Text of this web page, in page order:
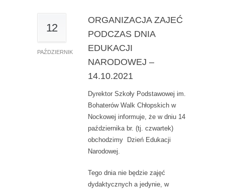
12
PAŹDZIERNIK
ORGANIZACJA ZAJEĆ
PODCZAS DNIA
EDUKACJI
NARODOWEJ –
14.10.2021
Dyrektor Szkoły Podstawowej im.
Bohaterów Walk Chłopskich w
Nockowej informuje, że w dniu 14
października br. (tj. czwartek)
obchodzimy Dzień Edukacji
Narodowej.
Tego dnia nie będzie zajęć
dydaktycznych a jedynie, w